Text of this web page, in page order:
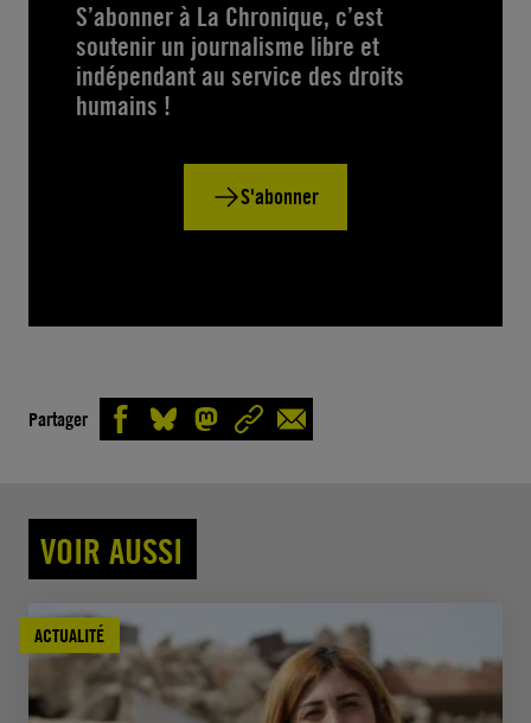
S’abonner à La Chronique, c’est
soutenir un journalisme libre et
indépendant au service des droits
humains !
S'abonner
Partager
VOIR AUSSI
ACTUALITÉ